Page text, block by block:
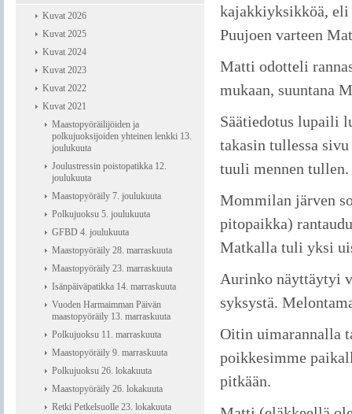
kajakkiyksikköä,
Puujoen varteen
Matti odotteli
mukaan, suuntana
Säätiedotus lupaili
takasin tullessa
tuuli mennen tullen.
Mommilan järven
pitopaikka)
Matkalla tuli yksi
Aurinko näyttäytyi
syksystä.
Oitin uimarannalla
poikkesimme
pitkään.
Kuvat 2026
Kuvat 2025
Kuvat 2024
Kuvat 2023
Kuvat 2022
Kuvat 2021
Maastopyöräilijöiden ja
polkujuoksijoiden yhteinen lenkki 13.
joulukuuta
Joulustressin poistopatikka 12.
joulukuuta
Maastopyöräily 7. joulukuuta
Polkujuoksu 5. joulukuuta
GFBD 4. joulukuuta
Maastopyöräily 28. marraskuuta
Maastopyöräily 23. marraskuuta
Isänpäiväpatikka 14. marraskuuta
Vuoden Harmaimman Päivän
maastopyöräily 13. marraskuuta
Polkujuoksu 11. marraskuuta
Maastopyöräily 9. marraskuuta
Polkujuoksu 26. lokakuuta
Maastopyöräily 26. lokakuuta
Retki Petkelsuolle 23. lokakuuta